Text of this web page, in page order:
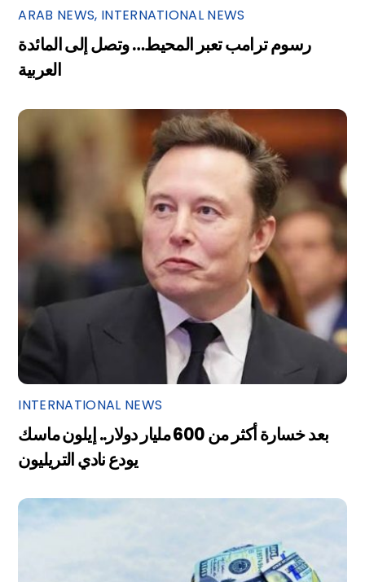
ARAB NEWS, INTERNATIONAL NEWS
رسوم ترامب تعبر المحيط… وتصل إلى المائدة
العربية
INTERNATIONAL NEWS
بعد خسارة أكثر من 600 مليار دولار.. إيلون ماسك
يودع نادي التريليون